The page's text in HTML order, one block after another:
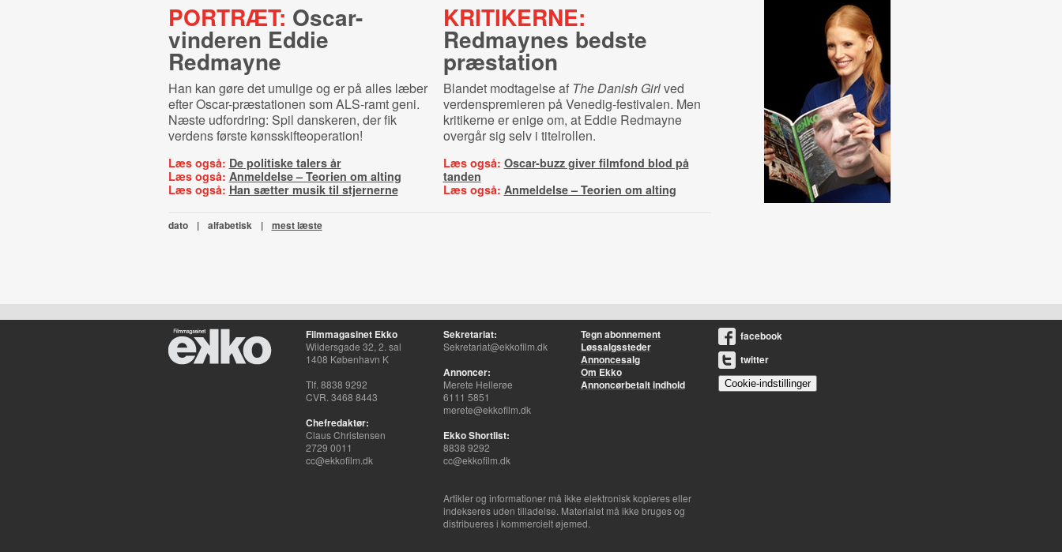
PORTRÆT: Oscar-
vinderen Eddie
Redmayne
Han kan gøre det umulige og er på alles læber
efter Oscar-præstationen som ALS-ramt geni.
Næste udfordring: Spil danskeren, der fik
verdens første kønsskifteoperation!
Læs også: De politiske talers år
Læs også: Anmeldelse – Teorien om alting
Læs også: Han sætter musik til stjernerne
KRITIKERNE:
Redmaynes bedste
præstation
Blandet modtagelse af The Danish Girlved
verdenspremieren på Venedig-festivalen. Men
kritikerne er enige om, at Eddie Redmayne
overgår sig selv i titelrollen.
Læs også: Oscar-buzz giver filmfond blod på
tanden
Læs også: Anmeldelse – Teorien om alting
dato | alfabetisk | mest læste
Filmmagasinet Ekko
Wildersgade 32, 2. sal
1408 København K
Tlf. 8838 9292
CVR. 3468 8443
Chefredaktør:
Claus Christensen
2729 0011
cc@ekkofilm.dk
Sekretariat:
Sekretariat@ekkofilm.dk
Annoncer:
Merete Hellerøe
6111 5851
merete@ekkofilm.dk
Ekko Shortlist:
8838 9292
cc@ekkofilm.dk
Tegn abonnement
Løssalgssteder
Annoncesalg
Om Ekko
Annoncørbetalt indhold
facebook
twitter
Cookie-indstillinger
Artikler og informationer må ikke elektronisk kopieres eller
indekseres uden tilladelse. Materialet må ikke bruges og
distribueres i kommercielt øjemed.